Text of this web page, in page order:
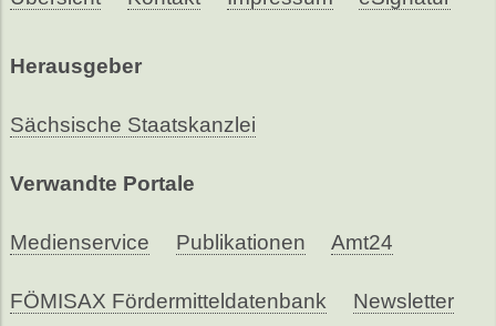
Herausgeber
Sächsische Staatskanzlei
Verwandte Portale
Medienservice Publikationen Amt24
FÖMISAX Fördermitteldatenbank Newsletter